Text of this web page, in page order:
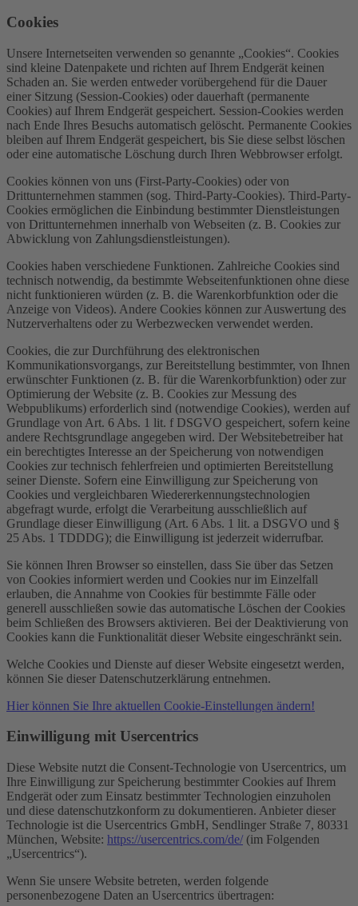
Cookies
Unsere Internetseiten verwenden so genannte „Cookies“. Cookies
sind kleine Datenpakete und richten auf Ihrem Endgerät keinen
Schaden an. Sie werden entweder vorübergehend für die Dauer
einer Sitzung (Session-Cookies) oder dauerhaft (permanente
Cookies) auf Ihrem Endgerät gespeichert. Session-Cookies werden
nach Ende Ihres Besuchs automatisch gelöscht. Permanente Cookies
bleiben auf Ihrem Endgerät gespeichert, bis Sie diese selbst löschen
oder eine automatische Löschung durch Ihren Webbrowser erfolgt.
Cookies können von uns (First-Party-Cookies) oder von
Drittunternehmen stammen (sog. Third-Party-Cookies). Third-Party-
Cookies ermöglichen die Einbindung bestimmter Dienstleistungen
von Drittunternehmen innerhalb von Webseiten (z. B. Cookies zur
Abwicklung von Zahlungsdienstleistungen).
Cookies haben verschiedene Funktionen. Zahlreiche Cookies sind
technisch notwendig, da bestimmte Webseitenfunktionen ohne diese
nicht funktionieren würden (z. B. die Warenkorbfunktion oder die
Anzeige von Videos). Andere Cookies können zur Auswertung des
Nutzerverhaltens oder zu Werbezwecken verwendet werden.
Cookies, die zur Durchführung des elektronischen
Kommunikationsvorgangs, zur Bereitstellung bestimmter, von Ihnen
erwünschter Funktionen (z. B. für die Warenkorbfunktion) oder zur
Optimierung der Website (z. B. Cookies zur Messung des
Webpublikums) erforderlich sind (notwendige Cookies), werden auf
Grundlage von Art. 6 Abs. 1 lit. f DSGVO gespeichert, sofern keine
andere Rechtsgrundlage angegeben wird. Der Websitebetreiber hat
ein berechtigtes Interesse an der Speicherung von notwendigen
Cookies zur technisch fehlerfreien und optimierten Bereitstellung
seiner Dienste. Sofern eine Einwilligung zur Speicherung von
Cookies und vergleichbaren Wiedererkennungstechnologien
abgefragt wurde, erfolgt die Verarbeitung ausschließlich auf
Grundlage dieser Einwilligung (Art. 6 Abs. 1 lit. a DSGVO und §
25 Abs. 1 TDDDG); die Einwilligung ist jederzeit widerrufbar.
Sie können Ihren Browser so einstellen, dass Sie über das Setzen
von Cookies informiert werden und Cookies nur im Einzelfall
erlauben, die Annahme von Cookies für bestimmte Fälle oder
generell ausschließen sowie das automatische Löschen der Cookies
beim Schließen des Browsers aktivieren. Bei der Deaktivierung von
Cookies kann die Funktionalität dieser Website eingeschränkt sein.
Welche Cookies und Dienste auf dieser Website eingesetzt werden,
können Sie dieser Datenschutzerklärung entnehmen.
Hier können Sie Ihre aktuellen Cookie-Einstellungen ändern!
Einwilligung mit Usercentrics
Diese Website nutzt die Consent-Technologie von Usercentrics, um
Ihre Einwilligung zur Speicherung bestimmter Cookies auf Ihrem
Endgerät oder zum Einsatz bestimmter Technologien einzuholen
und diese datenschutzkonform zu dokumentieren. Anbieter dieser
Technologie ist die Usercentrics GmbH, Sendlinger Straße 7, 80331
München, Website: https://usercentrics.com/de/ (im Folgenden
„Usercentrics“).
Wenn Sie unsere Website betreten, werden folgende
personenbezogene Daten an Usercentrics übertragen: